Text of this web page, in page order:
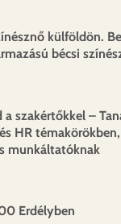
külföldön.
bécsi
a szakértőkkel –
HR témakörökben,
munkáltatóknak
Erdélyben